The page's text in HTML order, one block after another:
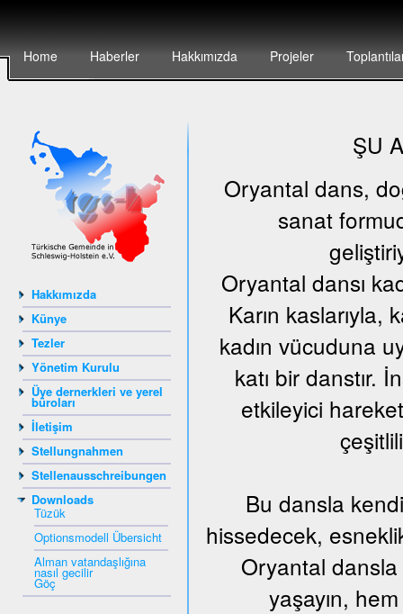
Home Haberler Hakkımızda Projeler
Hakkımızda
Künye
Tezler
Yönetim Kurulu
Üye dernerkleri ve yerel
büroları
İletişim
Stellungnahmen
Stellenausschreibungen
Downloads
Tüzük
Optionsmodell Übersicht
Alman vatandaşlığına
nasıl gecilir
Göç
ŞU
Oryantal dans,
sanat
Oryantal dansı
Karın
kadın vücuduna
katı bir danstır.
etkileyici
Bu dansla
hissedecek,
Oryantal dansla
yaşayın,